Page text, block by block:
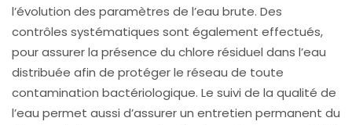
l’évolution des paramètres de l’eau brute. Des
contrôles systématiques sont également effectués,
pour assurer la présence du chlore résiduel dans l’eau
distribuée afin de protéger le réseau de toute
contamination bactériologique. Le suivi de la qualité de
l’eau permet aussi d’assurer un entretien permanent du